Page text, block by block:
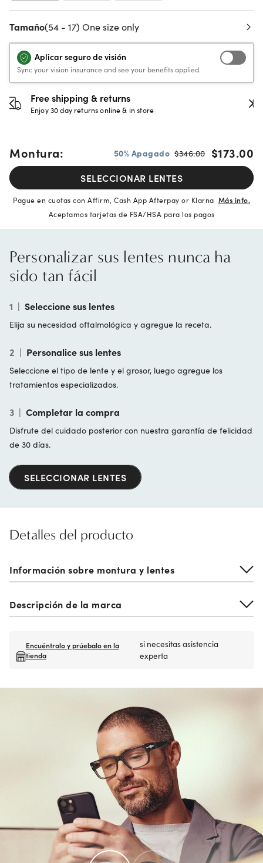
Tamaño(54 - 17) One size only
Aplicar seguro de visión
Sync your vision insurance and see your benefits applied.
30-day happiness guarantee
Full refund or replacement within 30 days
Montura: 50% Apagado $346.00 $173.00
SELECCIONAR LENTES
Pague en cuotas con Affirm, Cash App Afterpay or Klarna Más info.
Aceptamos tarjetas de FSA/HSA para los pagos
Personalizar sus lentes nunca ha
sido tan fácil
1 | Seleccione sus lentes
Elija su necesidad oftalmológica y agregue la receta.
2 | Personalice sus lentes
Seleccione el tipo de lente y el grosor, luego agregue los
tratamientos especializados.
3 | Completar la compra
Disfrute del cuidado posterior con nuestra garantía de felicidad
de 30 días.
SELECCIONAR LENTES
Detalles del producto
Información sobre montura y lentes
Descripción de la marca
Encuéntralo y prúebalo en la
tienda
si necesitas asistencia
experta